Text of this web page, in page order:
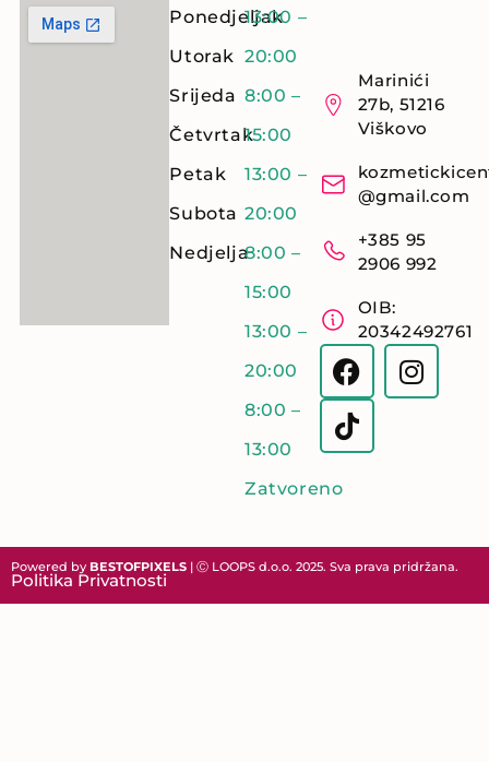
Ponedjeljak
Utorak
Srijeda
Četvrtak
Petak
Subota
Nedjelja
13:00 –
20:00
8:00 –
15:00
13:00 –
20:00
8:00 –
15:00
13:00 –
20:00
8:00 –
13:00
Zatvoreno
Marinići
27b, 51216
Viškovo
@gmail.com
+385 95
2906 992
OIB:
20342492761
Powered by BESTOFPIXELS | Ⓒ LOOPS d.o.o. 2025. Sva prava pridržana.
Politika Privatnosti